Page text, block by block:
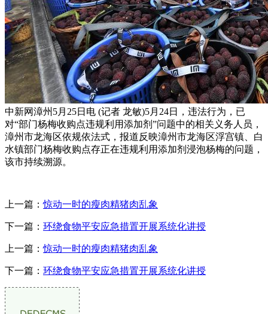
中新网漳州5月25日电 (记者 龙敏)5月24日，违法行为，已
对“部门杨梅收购点违规利用添加剂”问题中的相关义务人员，
漳州市龙海区依规依法式，报道反映漳州市龙海区浮宫镇、白
水镇部门杨梅收购点存正在违规利用添加剂浸泡杨梅的问题，
该市持续溯源。
上一篇：惊动一时的瘦肉精猪肉乱象
下一篇： 环绕食物平安应急措置开展系统化讲授
上一篇：惊动一时的瘦肉精猪肉乱象
下一篇： 环绕食物平安应急措置开展系统化讲授